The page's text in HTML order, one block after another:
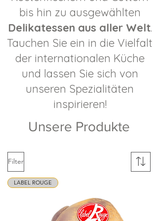
bis hin zu ausgewählten
Delikatessen aus aller Welt.
Tauchen Sie ein in die Vielfalt
der internationalen Küche
und lassen Sie sich von
unseren Spezialitäten
inspirieren!
Unsere Produkte
Filter
LABEL ROUGE